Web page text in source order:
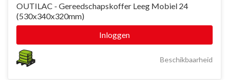
OUTILAC - Gereedschapskoffer Leeg Mobiel 24
(530x340x320mm)
Inloggen
Beschikbaarheid